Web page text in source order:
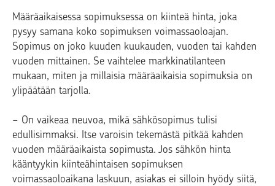
Määräaikaisessa sopimuksessa on kiinteä hinta, joka
pysyy samana koko sopimuksen voimassaoloajan.
Sopimus on joko kuuden kuukauden, vuoden tai kahden
vuoden mittainen. Se vaihtelee markkinatilanteen
mukaan, miten ja millaisia määräaikaisia sopimuksia on
ylipäätään tarjolla.
− On vaikeaa neuvoa, mikä sähkösopimus tulisi
edullisimmaksi. Itse varoisin tekemästä pitkää kahden
vuoden määräaikaista sopimusta. Jos sähkön hinta
kääntyykin kiinteähintaisen sopimuksen
voimassaoloaikana laskuun, asiakas ei silloin hyödy siitä,